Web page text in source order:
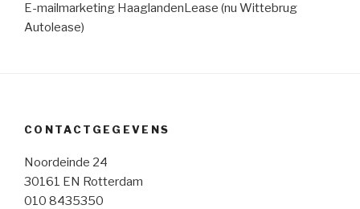
E-mailmarketing HaaglandenLease (nu Wittebrug
Autolease)
CONTACTGEGEVENS
Noordeinde 24
30161 EN Rotterdam
010 8435350